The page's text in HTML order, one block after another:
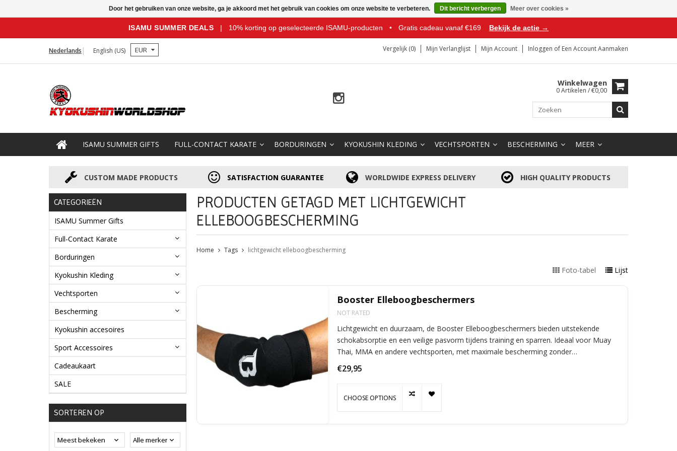
ISAMU SUMMER DEALS | 10% korting op geselecteerde ISAMU-producten • Gratis cadeau vanaf €169 Bekijk de actie →
Nederlands English (US) EUR Vergelijk (0) Mijn Verlanglijst Mijn Account Inloggen of Een Account Aanmaken
Winkelwagen
0 Artikelen / €0,00
ISAMU SUMMER GIFTS FULL-CONTACT KARATE BORDURINGEN KYOKUSHIN KLEDING VECHTSPORTEN BESCHERMING MEER
CUSTOM MADE PRODUCTS SATISFACTION GUARANTEE WORLDWIDE EXPRESS DELIVERY HIGH QUALITY PRODUCTS
CATEGORIEËN
ISAMU Summer Gifts
Full-Contact Karate
Borduringen
Kyokushin Kleding
Vechtsporten
Bescherming
Kyokushin accesoires
Sport Accessoires
Cadeaukaart
SALE
SORTEREN OP
PRODUCTEN GETAGD MET LICHTGEWICHT
ELLEBOOGBESCHERMING
Home Tags lichtgewicht elleboogbescherming
Foto-tabel Lijst
Booster Elleboogbeschermers
NOT RATED
Lichtgewicht en duurzaam, de Booster Elleboogbeschermers bieden uitstekende
schokabsorptie en een veilige pasvorm tijdens training en sparren. Ideaal voor Muay
Thai, MMA en andere vechtsporten, met maximale bescherming zonder
bewegingsbeperking.
€29,95
CHOOSE OPTIONS
Door het gebruiken van onze website, ga je akkoord met het gebruik van cookies om onze website te verbeteren. Dit bericht verbergen Meer over cookies »